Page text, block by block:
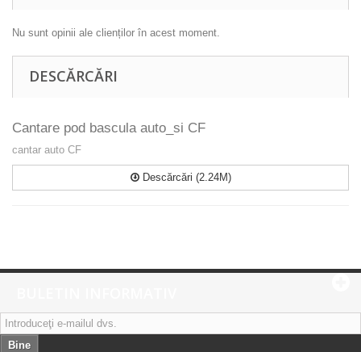
Nu sunt opinii ale clienților în acest moment.
DESCĂRCĂRI
Cantare pod bascula auto_si CF
cantar auto CF
Descărcări (2.24M)
Bine